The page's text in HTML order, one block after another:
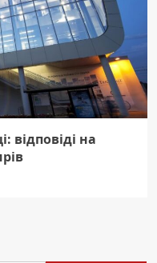
відповіді на